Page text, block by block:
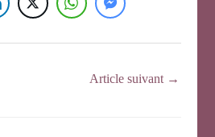
Article suivant →